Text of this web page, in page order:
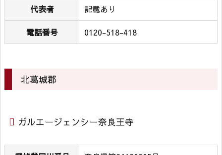
良
大
和
高
郡
1.
代表者 記載あり
電話番号 0120-518-418
北葛城郡
ガルエージェンシー奈良王寺